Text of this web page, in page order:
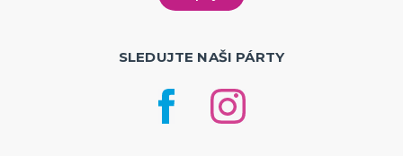
SLEDUJTE NAŠI PÁRTY